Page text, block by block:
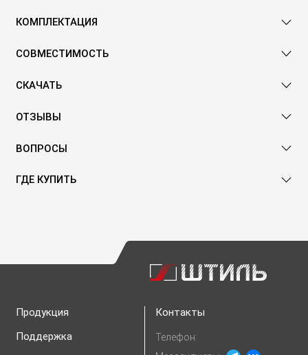
КОМПЛЕКТАЦИЯ
СОВМЕСТИМОСТЬ
СКАЧАТЬ
ОТЗЫВЫ
ВОПРОСЫ
ГДЕ КУПИТЬ
Продукция
Поддержка
Контакты
Телефон: